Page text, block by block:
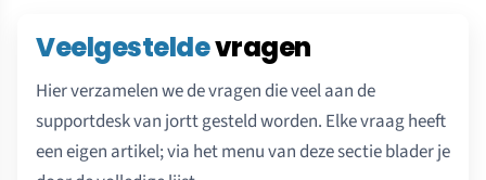
Veelgesteldevragen
Hier verzamelen we de vragen die veel aan de
supportdesk van jortt gesteld worden. Elke vraag heeft
een eigen artikel; via het menu van deze sectie blader je